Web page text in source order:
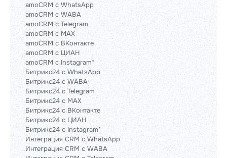
amoCRM с WhatsApp
amoCRM с WABA
amoCRM с Telegram
amoCRM с MAX
amoCRM с ВКонтакте
amoCRM с ЦИАН
amoCRM с Instagram*
Битрикс24 с WhatsApp
Битрикс24 с WABA
Битрикс24 с Telegram
Битрикс24 с MAX
Битрикс24 с ВКонтакте
Битрикс24 с ЦИАН
Битрикс24 с Instagram*
Интеграция CRM с WhatsApp
Интеграция CRM с WABA